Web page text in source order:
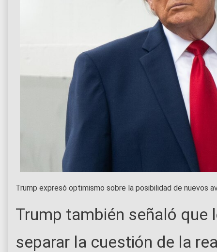
Trump expresó optimismo sobre la posibilidad de nuevos
Trump también señaló que
separar la cuestión de la